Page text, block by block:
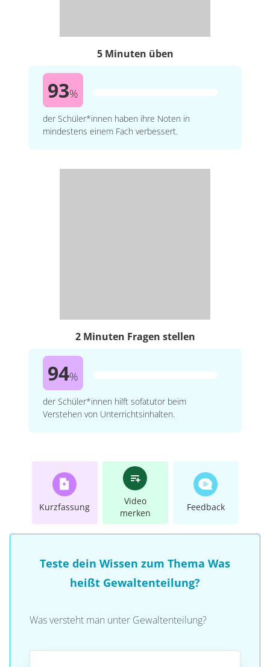
5 Minuten üben
93%
der Schüler*innen haben ihre Noten in
mindestens einem Fach verbessert.
2 Minuten Fragen stellen
94%
der Schüler*innen hilft sofatutor beim
Verstehen von Unterrichtsinhalten.
Kurzfassung
Video
merken
Feedback
Teste dein Wissen zum Thema Was
heißt Gewaltenteilung?
Was versteht man unter Gewaltenteilung?